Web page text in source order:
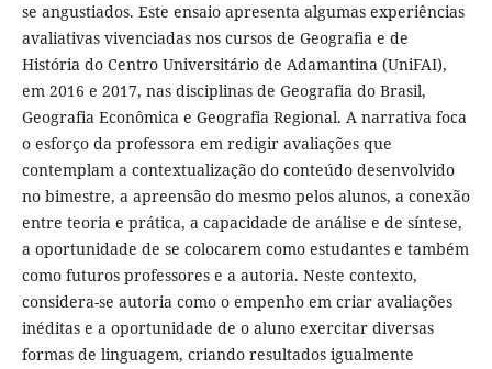
se angustiados. Este ensaio apresenta algumas experiências
avaliativas vivenciadas nos cursos de Geografia e de
História do Centro Universitário de Adamantina (UniFAI),
em 2016 e 2017, nas disciplinas de Geografia do Brasil,
Geografia Econômica e Geografia Regional. A narrativa foca
o esforço da professora em redigir avaliações que
contemplam a contextualização do conteúdo desenvolvido
no bimestre, a apreensão do mesmo pelos alunos, a conexão
entre teoria e prática, a capacidade de análise e de síntese,
a oportunidade de se colocarem como estudantes e também
como futuros professores e a autoria. Neste contexto,
considera-se autoria como o empenho em criar avaliações
inéditas e a oportunidade de o aluno exercitar diversas
formas de linguagem, criando resultados igualmente